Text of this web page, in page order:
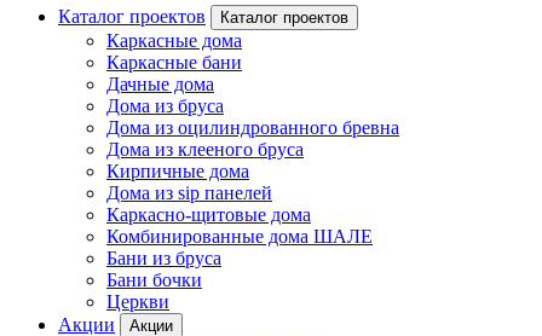
Каталог проектов Каталог проектов
Каркасные дома
Каркасные бани
Дачные дома
Дома из бруса
Дома из оцилиндрованного бревна
Дома из клееного бруса
Кирпичные дома
Дома из sip панелей
Каркасно-щитовые дома
Комбинированные дома ШАЛЕ
Бани из бруса
Бани бочки
Церкви
Акции
Акции